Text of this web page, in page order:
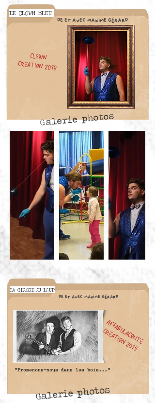
de et avec maxime gérard
LE CLOWN BLEU
clown
Création 2019
Galerie photos
"Promenons-nous dans les bois..."
LA CHASSE AU LOUP
de et avec maxime gérard
Galerie photos
affabulaconte
Création 2015